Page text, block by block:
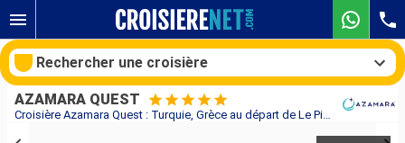
Croisière Azamara Quest : Turquie, Grèce au départ de Le Piree - Athenes
AZAMARA QUEST
Rechercher une croisière